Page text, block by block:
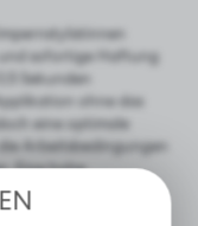
sofortige Haftung
Sekunden
ohne das
eine optimale
Arbeitsbedingungen
Eine hohe
beschleunigen und
empfohlen, die
Dienstleistern
als Vermittler, die
Angeboten und